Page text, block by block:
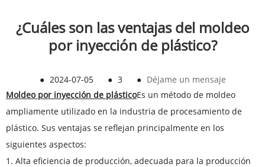
¿Cuáles son las ventajas del moldeo
por inyección de plástico?
● 2024-07-05 ● 3 ● Déjame un mensaje
Moldeo por inyección de plásticoEs un método de moldeo
ampliamente utilizado en la industria de procesamiento de
plástico. Sus ventajas se reflejan principalmente en los
siguientes aspectos:
1. Alta eficiencia de producción, adecuada para la producción